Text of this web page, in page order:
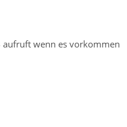
aufruft wenn es vorkommen